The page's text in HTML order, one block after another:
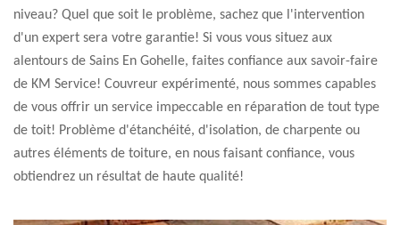
niveau? Quel que soit le problème, sachez que l'intervention
d'un expert sera votre garantie! Si vous vous situez aux
alentours de Sains En Gohelle, faites confiance aux savoir-faire
de KM Service! Couvreur expérimenté, nous sommes capables
de vous offrir un service impeccable en réparation de tout type
de toit! Problème d'étanchéité, d'isolation, de charpente ou
autres éléments de toiture, en nous faisant confiance, vous
obtiendrez un résultat de haute qualité!